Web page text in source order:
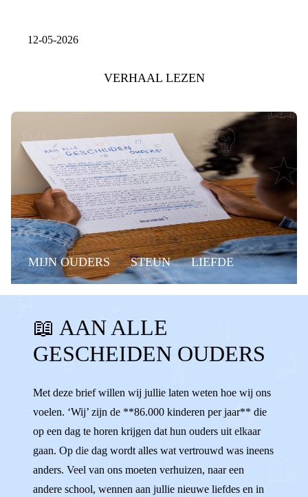
12-05-2026
VERHAAL LEZEN
MIJN OUDERS STEUN LIEFDE
WAT DE F@#CK?! KANT KIEZEN
VERLIEFD VERHUIZEN
GESCHEIDEN OUDERS BOODSCHAPPER
NEGATIEF PRATEN ONAARDIG
MISSEN VERDRIET NEGEREN
HOUDEN VAN RUZIE
📖 AAN ALLE
GESCHEIDEN OUDERS
Met deze brief willen wij jullie laten weten hoe wij ons
voelen. ‘Wij’ zijn de **86.000 kinderen per jaar** die
op een dag te horen krijgen dat hun ouders uit elkaar
gaan. Op die dag wordt alles wat vertrouwd was ineens
anders. Veel van ons moeten verhuizen, naar een
andere school, wennen aan jullie nieuwe liefdes en in